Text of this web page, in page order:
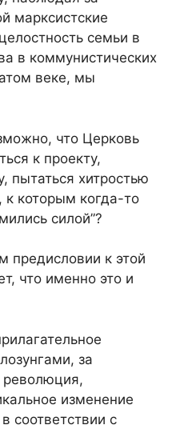
марксистские
семьи в
в коммунистических
веке, мы
что Церковь
к проекту,
пытаться хитростью
к которым когда-то
силой”?
предисловии к этой
что именно это и
за
революция,
изменение
соответствии с